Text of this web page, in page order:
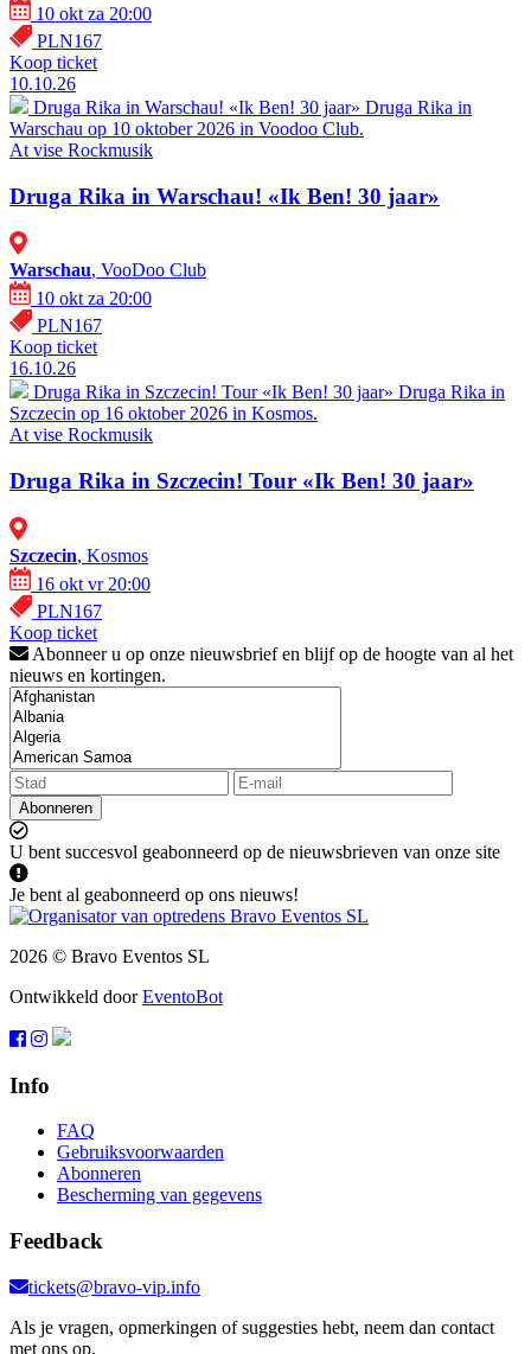
10 okt za 20:00
PLN167
Koop ticket
10.10.26
Druga Rika in Warschau! «Ik Ben! 30 jaar» Druga Rika in
Warschau op 10 oktober 2026 in Voodoo Club.
At vise Rockmusik
Druga Rika in Warschau! «Ik Ben! 30 jaar»
Warschau, VooDoo Club
10 okt za 20:00
PLN167
Koop ticket
16.10.26
Druga Rika in Szczecin! Tour «Ik Ben! 30 jaar» Druga Rika in
Szczecin op 16 oktober 2026 in Kosmos.
At vise Rockmusik
Druga Rika in Szczecin! Tour «Ik Ben! 30 jaar»
Szczecin, Kosmos
16 okt vr 20:00
PLN167
Koop ticket
Abonneer u op onze nieuwsbrief en blijf op de hoogte van al het
nieuws en kortingen.
Abonneren
U bent succesvol geabonneerd op de nieuwsbrieven van onze site
Je bent al geabonneerd op ons nieuws!
2026 © Bravo Eventos SL
Ontwikkeld doorEventoBot
Info
FAQ
Gebruiksvoorwaarden
Abonneren
Bescherming van gegevens
Feedback
tickets@bravo-vip.info
Als je vragen, opmerkingen of suggesties hebt, neem dan contact
met ons op.